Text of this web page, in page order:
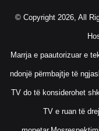
© Copyright 2026, All
Marrja e paautorizuar e
ndonjë përmbajtje të
TV do të konsiderohet
TV e ruan të